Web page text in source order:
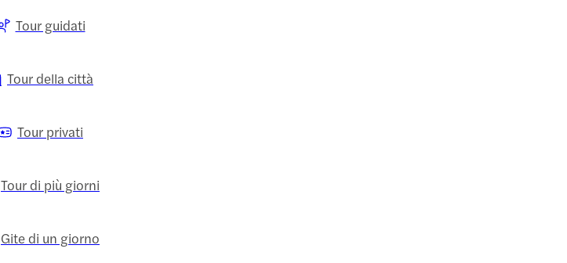
Tour guidati
Tour della città
Tour privati
Tour di più giorni
Gite di un giorno